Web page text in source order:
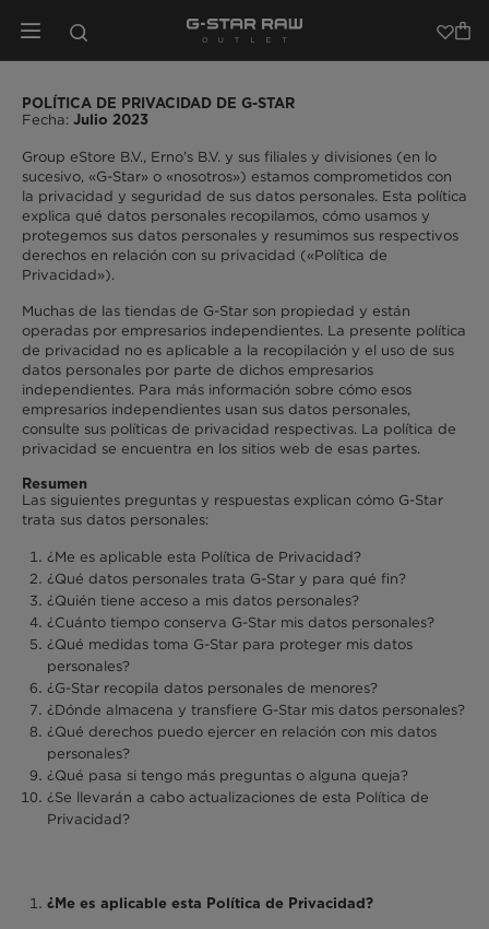
POLÍTICA DE PRIVACIDAD DE G-STAR
Fecha: Julio 2023
Group eStore B.V., Erno’s B.V. y sus filiales y divisiones (en lo
sucesivo, «G-Star» o «nosotros») estamos comprometidos con
la privacidad y seguridad de sus datos personales. Esta política
explica qué datos personales recopilamos, cómo usamos y
protegemos sus datos personales y resumimos sus respectivos
derechos en relación con su privacidad («Política de
Privacidad»).
Muchas de las tiendas de G-Star son propiedad y están
operadas por empresarios independientes. La presente política
de privacidad no es aplicable a la recopilación y el uso de sus
datos personales por parte de dichos empresarios
independientes. Para más información sobre cómo esos
empresarios independientes usan sus datos personales,
consulte sus políticas de privacidad respectivas. La política de
privacidad se encuentra en los sitios web de esas partes.
Resumen
Las siguientes preguntas y respuestas explican cómo G-Star
trata sus datos personales:
¿Me es aplicable esta Política de Privacidad?
¿Qué datos personales trata G-Star y para qué fin?
¿Quién tiene acceso a mis datos personales?
¿Cuánto tiempo conserva G-Star mis datos personales?
¿Qué medidas toma G-Star para proteger mis datos
personales?
¿G-Star recopila datos personales de menores?
¿Dónde almacena y transfiere G-Star mis datos personales?
¿Qué derechos puedo ejercer en relación con mis datos
personales?
¿Qué pasa si tengo más preguntas o alguna queja?
¿Se llevarán a cabo actualizaciones de esta Política de
Privacidad?
¿Me es aplicable esta Política de Privacidad?